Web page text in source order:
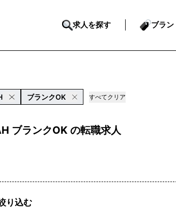
求人を探す ブラ
ブランクOK すべてクリア
ブランクOK の転職求人
り込む